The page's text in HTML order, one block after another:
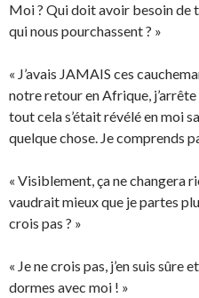
Moi ? Qui doit avoir besoin de
qui nous pourchassent ? »
« J’avais JAMAIS ces
notre retour en Afrique, j’arrête
tout cela s’était révélé en moi
quelque chose. Je comprends
« Visiblement, ça ne changera
vaudrait mieux que je partes
crois pas ? »
« Je ne crois pas, j’en suis sûre
dormes avec moi ! »